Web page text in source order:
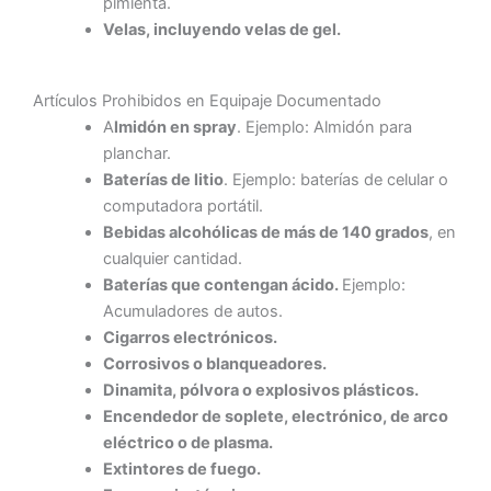
Velas, incluyendo velas de gel.
Artículos Prohibidos en Equipaje Documentado
Almidón en spray. Ejemplo: Almidón para
planchar.
Baterías de litio. Ejemplo: baterías de celular o
computadora portátil.
Bebidas alcohólicas de más de 140 grados, en
cualquier cantidad.
Baterías que contengan ácido. Ejemplo:
Acumuladores de autos.
Cigarros electrónicos.
Corrosivos o blanqueadores.
Dinamita, pólvora o explosivos plásticos.
Encendedor de soplete, electrónico, de arco
eléctrico o de plasma.
Extintores de fuego.